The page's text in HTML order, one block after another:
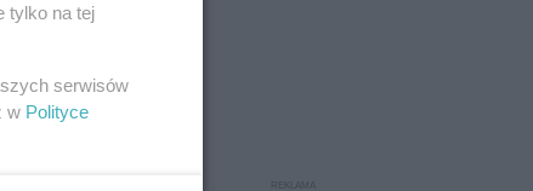
tylko na tej
serwisów
w Polityce